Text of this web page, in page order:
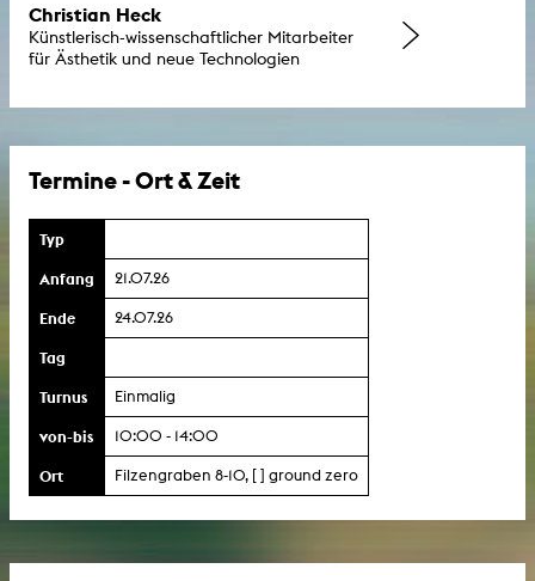
Christian Heck
Künstlerisch-wissenschaftlicher Mitarbeiter
für Ästhetik und neue Technologien
Termine - Ort & Zeit
Typ
Anfang 21.07.26
Ende 24.07.26
Tag
Turnus Einmalig
von-bis 10:00 - 14:00
Ort Filzengraben 8-10, [ ] ground zero